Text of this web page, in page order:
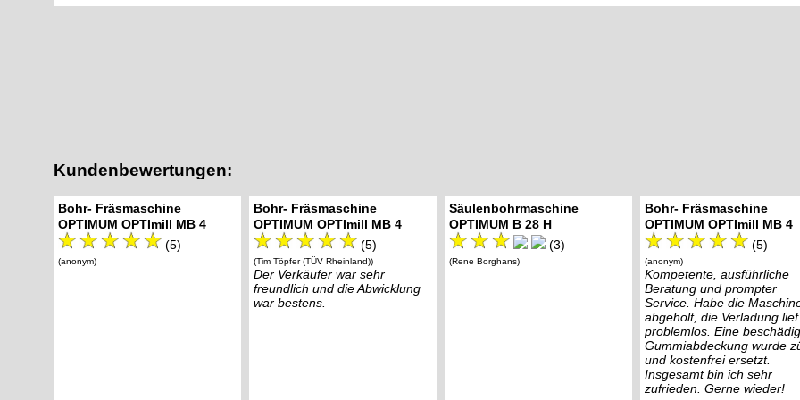
Kundenbewertungen:
Bohr- Fräsmaschine
OPTIMUM OPTImill MB 4
(5)
(anonym)
Bohr- Fräsmaschine
OPTIMUM OPTImill MB 4
(5)
(Tim Töpfer (TÜV Rheinland))
Der Verkäufer war sehr
freundlich und die Abwicklung
war bestens.
Säulenbohrmaschine
OPTIMUM B 28 H
(3)
(Rene Borghans)
Bohr- Fräsmaschine
OPTIMUM OPTImill MB 4
(5)
(anonym)
Kompetente, ausführliche
Beratung und prompter
Service. Habe die
abgeholt, die Verladung lief
problemlos. Eine
Gummiabdeckung wurde
und kostenfrei ersetzt.
Insgesamt bin ich sehr
zufrieden. Gerne wieder!